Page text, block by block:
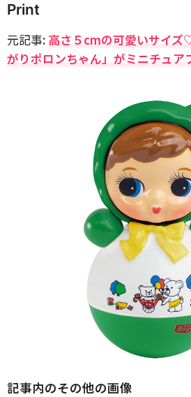
Print
元記事: 高さ５cmの可愛いサイ
がりポロンちゃん」がミニチュア
記事内のその他の画像